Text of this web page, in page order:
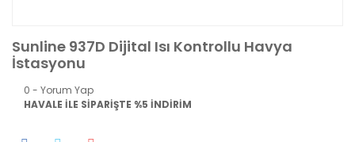
Sunline 937D Dijital Isı Kontrollu Havya
İstasyonu
0 - Yorum Yap
HAVALE İLE SİPARİŞTE %5 İNDİRİM